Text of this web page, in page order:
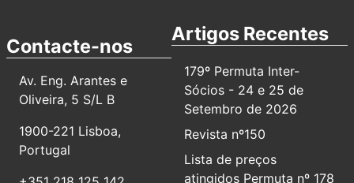
Contacte-nos
Av. Eng. Arantes e
Oliveira, 5 S/L B
1900-221 Lisboa,
Portugal
Artigos Recentes
179º Permuta Inter-
Sócios - 24 e 25 de
Setembro de 2026
Revista nº150
Lista de preços
atingidos Permuta nº 178